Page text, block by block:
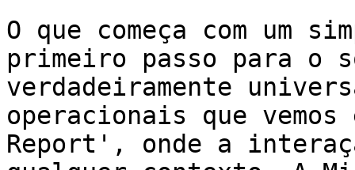
O que começa com um
primeiro passo para o
verdadeiramente
operacionais que
Report', onde a